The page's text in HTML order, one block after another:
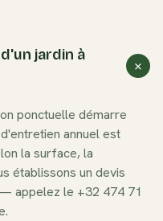
jardin à
ponctuelle démarre
annuel est
la surface, la
établissons un devis
appelez le +32 474 71